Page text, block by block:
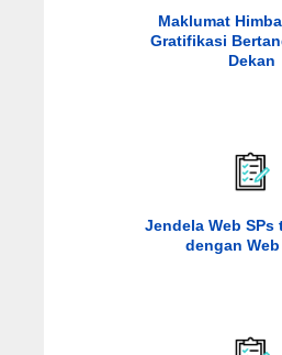
Maklumat
Gratifikasi
Dekan
Jendela Web SPs
dengan